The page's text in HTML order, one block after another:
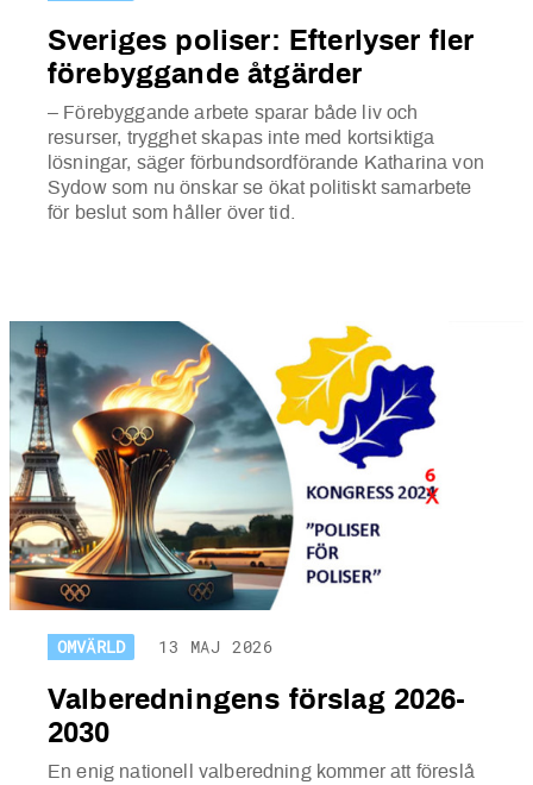
Sveriges poliser: Efterlyser fler
förebyggande åtgärder
– Förebyggande arbete sparar både liv och
resurser, trygghet skapas inte med kortsiktiga
lösningar, säger förbundsordförande Katharina von
Sydow som nu önskar se ökat politiskt samarbete
för beslut som håller över tid.
OMVÄRLD 13 MAJ 2026
Valberedningens förslag 2026-
2030
En enig nationell valberedning kommer att föreslå